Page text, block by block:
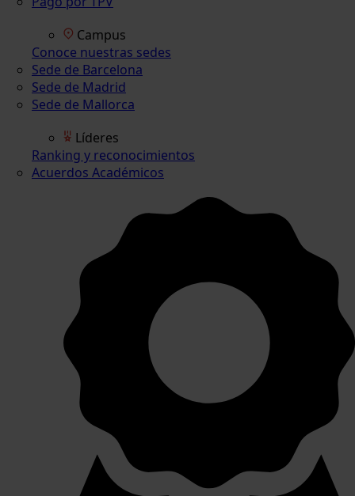
Campus
Conoce nuestras sedes
Sede de Barcelona
Sede de Madrid
Sede de Mallorca
Líderes
Ranking y reconocimientos
Acuerdos Académicos